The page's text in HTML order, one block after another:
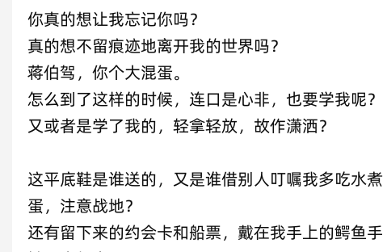
你真的想让我忘记你吗？
真的想不留痕迹地离开我的世界吗？
蒋伯驾，你个大混蛋。
怎么到了这样的时候，连口是心非，也要学我呢？
又或者是学了我的，轻拿轻放，故作潇洒？
这平底鞋是谁送的，又是谁借别人叮嘱我多吃水煮
蛋，注意战地？
还有留下来的约会卡和船票，戴在我手上的鳄鱼手